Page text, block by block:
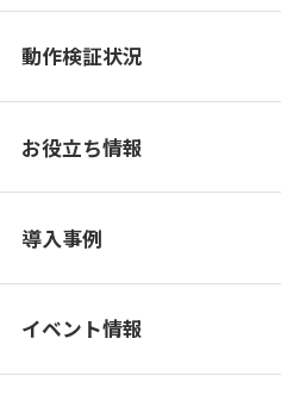
動作検証状況
お役立ち情報
導入事例
イベント情報